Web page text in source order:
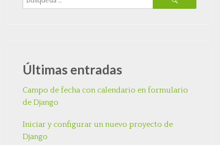
Últimas entradas
Campo de fecha con calendario en formulario
de Django
Iniciar y configurar un nuevo proyecto de
Django